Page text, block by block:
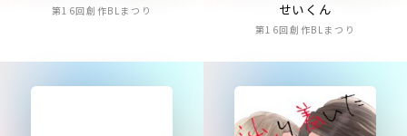
第16回創作BLまつり せいくん
第16回創作BLまつり